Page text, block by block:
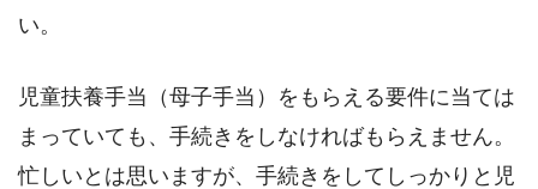
い。
児童扶養手当（母子手当）をもらえる要件に当ては
まっていても、手続きをしなければもらえません。
忙しいとは思いますが、手続きをしてしっかりと児